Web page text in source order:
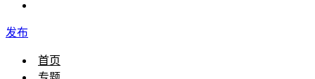
发布
首页